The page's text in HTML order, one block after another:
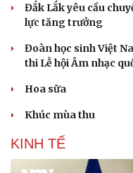
Sản phụ khoa
Nhi khoa
Làm đẹp - giảm cân
Phòng mạch online
Đắk Lắk yêu cầu
lực tăng trưởng
Đoàn học sinh Việt
thi Lễ hội Âm nhạc
Hoa sữa
Khúc mùa thu
KINH TẾ